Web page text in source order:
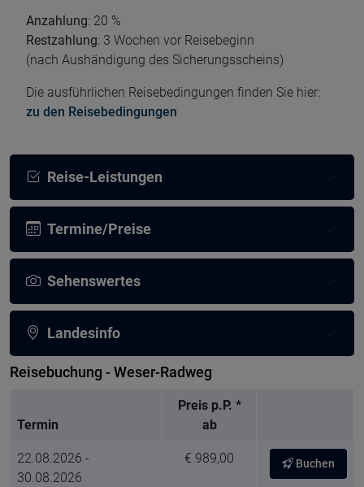
Anzahlung: 20 %
Restzahlung: 3 Wochen vor Reisebeginn
(nach Aushändigung des Sicherungsscheins)
Die ausführlichen Reisebedingungen finden Sie hier:
zu den Reisebedingungen
Reise-Leistungen
Termine/Preise
Sehenswertes
Landesinfo
Reisebuchung - Weser-Radweg
Termin
Preis p.P. *
ab
22.08.2026 -
30.08.2026
€ 989,00 Buchen